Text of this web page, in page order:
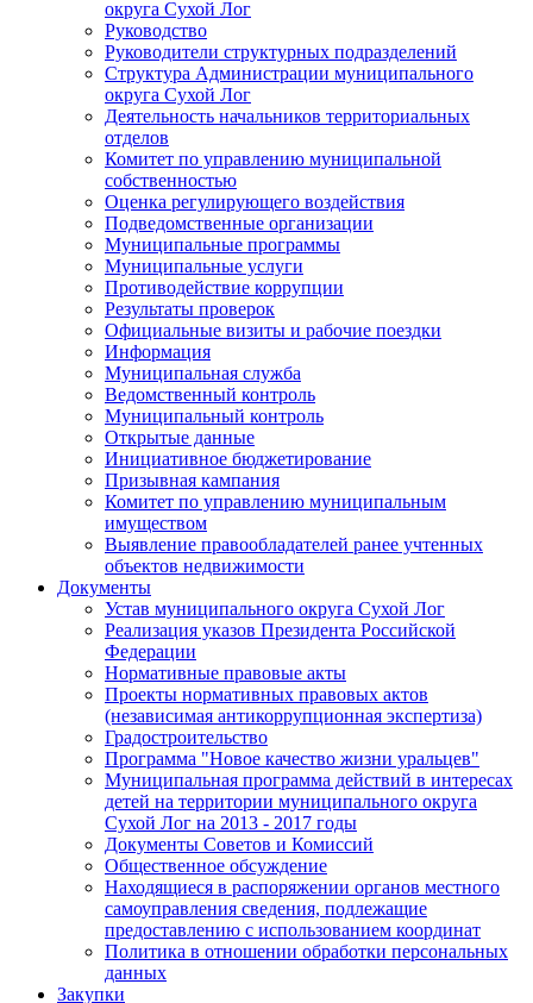
округа Сухой Лог
Руководство
Руководители структурных подразделений
Структура Администрации муниципального
округа Сухой Лог
Деятельность начальников территориальных
отделов
Комитет по управлению муниципальной
собственностью
Оценка регулирующего воздействия
Подведомственные организации
Муниципальные программы
Муниципальные услуги
Противодействие коррупции
Результаты проверок
Официальные визиты и рабочие поездки
Информация
Муниципальная служба
Ведомственный контроль
Муниципальный контроль
Открытые данные
Инициативное бюджетирование
Призывная кампания
Комитет по управлению муниципальным
имуществом
Выявление правообладателей ранее учтенных
объектов недвижимости
Документы
Устав муниципального округа Сухой Лог
Реализация указов Президента Российской
Федерации
Нормативные правовые акты
Проекты нормативных правовых актов
(независимая антикоррупционная экспертиза)
Градостроительство
Программа "Новое качество жизни уральцев"
Муниципальная программа действий в интересах
детей на территории муниципального округа
Сухой Лог на 2013 - 2017 годы
Документы Советов и Комиссий
Общественное обсуждение
Находящиеся в распоряжении органов местного
самоуправления сведения, подлежащие
предоставлению с использованием координат
Политика в отношении обработки персональных
данных
Закупки